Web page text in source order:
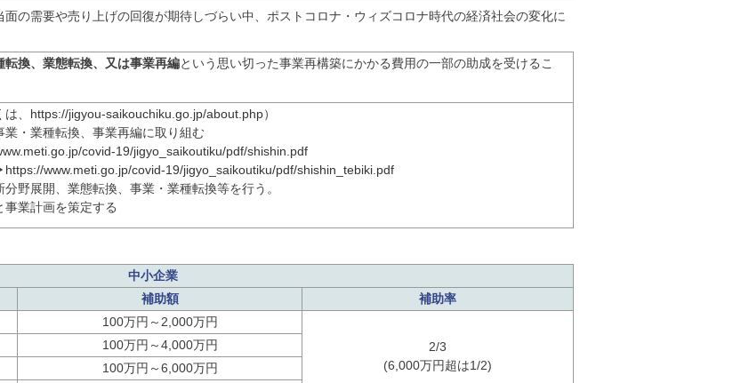
の需要や売り上げの回復が期待しづらい中、ポストコロナ・ウィズコロナ時代の経済社会の変化に
換、業態転換、又は事業再編という思い切った事業再構築にかかる費用の一部の助成を受けるこ
、 https://jigyou-saikouchiku.go.jp/about.php）
・業種転換、事業再編に取り組む
covid-19/jigyo_saikoutiku/pdf/shishin.pdf
https://www.meti.go.jp/covid-19/jigyo_saikoutiku/pdf/shishin_tebiki.pdf
野展開、業態転換、事業・業種転換等を行う。
業計画を策定する
中小企業
補助額 補助率
100万円～2,000万円
2/3
(6,000万円超は1/2)
100万円～4,000万円
100万円～6,000万円